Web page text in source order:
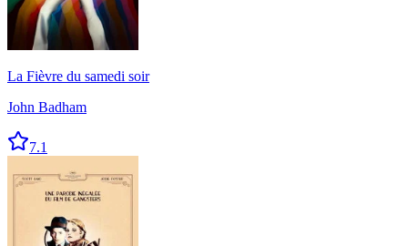
La Fièvre du samedi soir
John Badham
7.1